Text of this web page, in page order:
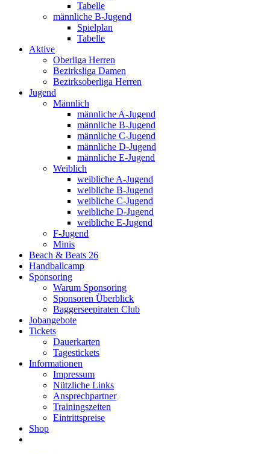
Tabelle
männliche B-Jugend
Spielplan
Tabelle
Aktive
Oberliga Herren
Bezirksliga Damen
Bezirksoberliga Herren
Jugend
Männlich
männliche A-Jugend
männliche B-Jugend
männliche C-Jugend
männliche D-Jugend
männliche E-Jugend
Weiblich
weibliche A-Jugend
weibliche B-Jugend
weibliche C-Jugend
weibliche D-Jugend
weibliche E-Jugend
F-Jugend
Minis
Beach & Beats 26
Handballcamp
Sponsoring
Warum Sponsoring
Sponsoren Überblick
Baggerseepiraten Club
Jobangebote
Tickets
Dauerkarten
Tagestickets
Informationen
Impressum
Nützliche Links
Ansprechpartner
Trainingszeiten
Eintrittspreise
Shop